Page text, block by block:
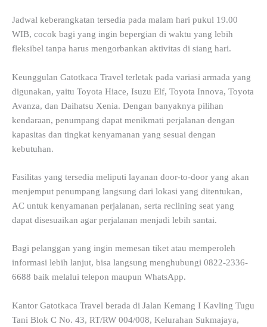
Jadwal keberangkatan tersedia pada malam hari pukul 19.00
WIB, cocok bagi yang ingin bepergian di waktu yang lebih
fleksibel tanpa harus mengorbankan aktivitas di siang hari.
Keunggulan Gatotkaca Travel terletak pada variasi armada yang
digunakan, yaitu Toyota Hiace, Isuzu Elf, Toyota Innova, Toyota
Avanza, dan Daihatsu Xenia. Dengan banyaknya pilihan
kendaraan, penumpang dapat menikmati perjalanan dengan
kapasitas dan tingkat kenyamanan yang sesuai dengan
kebutuhan.
Fasilitas yang tersedia meliputi layanan door-to-door yang akan
menjemput penumpang langsung dari lokasi yang ditentukan,
AC untuk kenyamanan perjalanan, serta reclining seat yang
dapat disesuaikan agar perjalanan menjadi lebih santai.
Bagi pelanggan yang ingin memesan tiket atau memperoleh
informasi lebih lanjut, bisa langsung menghubungi 0822-2336-
6688 baik melalui telepon maupun WhatsApp.
Kantor Gatotkaca Travel berada di Jalan Kemang I Kavling Tugu
Tani Blok C No. 43, RT/RW 004/008, Kelurahan Sukmajaya,